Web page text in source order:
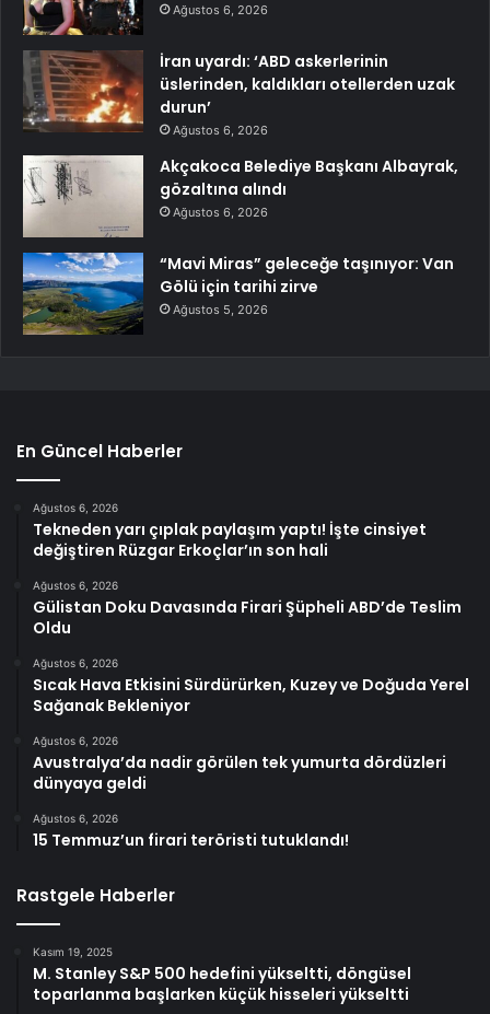
Ağustos 6, 2026
İran uyardı: ‘ABD askerlerinin
üslerinden, kaldıkları otellerden uzak
durun’
Ağustos 6, 2026
Akçakoca Belediye Başkanı Albayrak,
gözaltına alındı
Ağustos 6, 2026
“Mavi Miras” geleceğe taşınıyor: Van
Gölü için tarihi zirve
Ağustos 5, 2026
En Güncel Haberler
Ağustos 6, 2026
Tekneden yarı çıplak paylaşım yaptı! İşte cinsiyet
değiştiren Rüzgar Erkoçlar’ın son hali
Ağustos 6, 2026
Gülistan Doku Davasında Firari Şüpheli ABD’de Teslim
Oldu
Ağustos 6, 2026
Sıcak Hava Etkisini Sürdürürken, Kuzey ve Doğuda Yerel
Sağanak Bekleniyor
Ağustos 6, 2026
Avustralya’da nadir görülen tek yumurta dördüzleri
dünyaya geldi
Ağustos 6, 2026
15 Temmuz’un firari teröristi tutuklandı!
Rastgele Haberler
Kasım 19, 2025
M. Stanley S&P 500 hedefini yükseltti, döngüsel
toparlanma başlarken küçük hisseleri yükseltti